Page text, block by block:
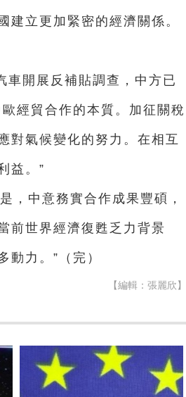
建立更加緊密的經濟關係。
車開展反補貼調查，中方已
經貿合作的本質。加征關稅
對氣候變化的努力。在相互
益。”
，中意務實合作成果豐碩，
前世界經濟復甦乏力背景
力。”（完）
【編輯：張麗欣】